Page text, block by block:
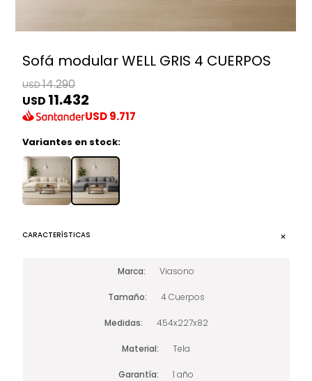
Sofá modular WELL GRIS 4 CUERPOS
USD14.290
USD 11.432
USD9.717
Variantes en stock:
CARACTERÍSTICAS
Marca Viasono
Tamaño 4 Cuerpos
Medidas 454x227x82
Material Tela
Garantía 1 año